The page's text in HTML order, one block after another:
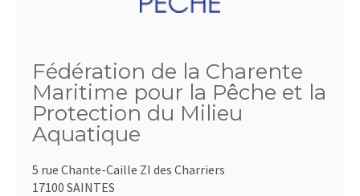
Fédération de la Charente
Maritime pour la Pêche et la
Protection du Milieu
Aquatique
5 rue Chante-Caille ZI des Charriers
17100 SAINTES